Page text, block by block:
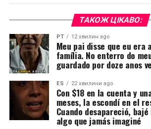
ТАКОЖ ЦІКАВО:
PT 12 хвилин ago
Meu pai disse que eu era
família. No enterro do
guardado por doze anos
ES 22 хвилини ago
Con $18 en la cuenta y
meses, la escondí en el
Cuando desapareció,
algo que jamás imaginé